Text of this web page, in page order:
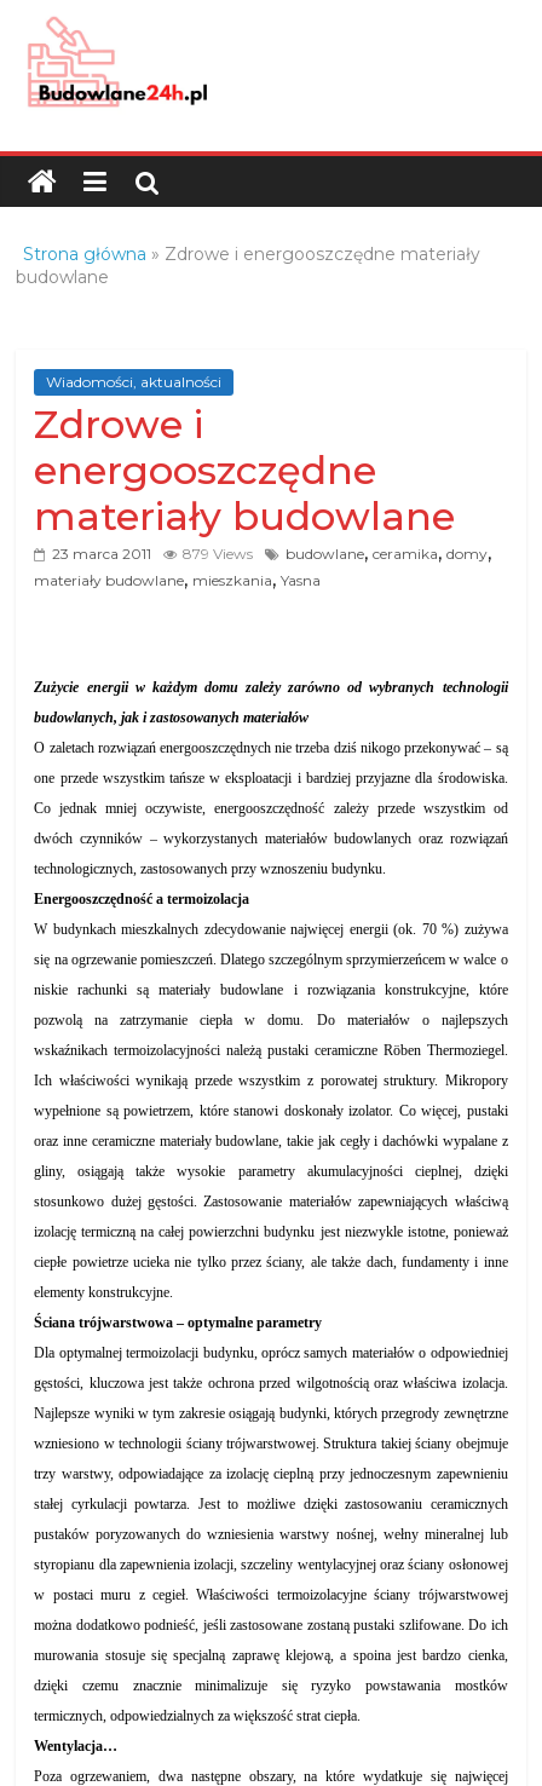
content
Budowlane24h.pl
portal
budowlany
oraz
budowlanej
Strona główna » Zdrowe i energooszczędne materiały
budowlane
Wiadomości, aktualności
Zdrowe i
energooszczędne
materiały budowlane
23 marca 2011 879 Views budowlane,ceramika,domy,
materiały budowlane, mieszkania,Yasna
Zużycie energii w każdym domu zależy zarówno od wybranych technologii
budowlanych, jak i zastosowanych materiałów
O zaletach rozwiązań energooszczędnych nie trzeba dziś nikogo przekonywać – są
one przede wszystkim tańsze w eksploatacji i bardziej przyjazne dla środowiska.
Co jednak mniej oczywiste, energooszczędność zależy przede wszystkim od
dwóch czynników – wykorzystanych materiałów budowlanych oraz rozwiązań
technologicznych, zastosowanych przy wznoszeniu budynku.
Energooszczędność a termoizolacja
W budynkach mieszkalnych zdecydowanie najwięcej energii (ok. 70 %) zużywa
się na ogrzewanie pomieszczeń. Dlatego szczególnym sprzymierzeńcem w walce o
niskie rachunki są materiały budowlane i rozwiązania konstrukcyjne, które
pozwolą na zatrzymanie ciepła w domu. Do materiałów o najlepszych
wskaźnikach termoizolacyjności należą pustaki ceramiczne Röben Thermoziegel.
Ich właściwości wynikają przede wszystkim z porowatej struktury. Mikropory
wypełnione są powietrzem, które stanowi doskonały izolator. Co więcej, pustaki
oraz inne ceramiczne materiały budowlane, takie jak cegły i dachówki wypalane z
gliny, osiągają także wysokie parametry akumulacyjności cieplnej, dzięki
stosunkowo dużej gęstości. Zastosowanie materiałów zapewniających właściwą
izolację termiczną na całej powierzchni budynku jest niezwykle istotne, ponieważ
ciepłe powietrze ucieka nie tylko przez ściany, ale także dach, fundamenty i inne
elementy konstrukcyjne.
Ściana trójwarstwowa – optymalne parametry
Dla optymalnej termoizolacji budynku, oprócz samych materiałów o odpowiedniej
gęstości, kluczowa jest także ochrona przed wilgotnością oraz właściwa izolacja.
Najlepsze wyniki w tym zakresie osiągają budynki, których przegrody zewnętrzne
wzniesiono w technologii ściany trójwarstwowej. Struktura takiej ściany obejmuje
trzy warstwy, odpowiadające za izolację cieplną przy jednoczesnym zapewnieniu
stałej cyrkulacji powtarza. Jest to możliwe dzięki zastosowaniu ceramicznych
pustaków poryzowanych do wzniesienia warstwy nośnej, wełny mineralnej lub
styropianu dla zapewnienia izolacji, szczeliny wentylacyjnej oraz ściany osłonowej
w postaci muru z cegieł. Właściwości termoizolacyjne ściany trójwarstwowej
można dodatkowo podnieść, jeśli zastosowane zostaną pustaki szlifowane. Do ich
murowania stosuje się specjalną zaprawę klejową, a spoina jest bardzo cienka,
dzięki czemu znacznie minimalizuje się ryzyko powstawania mostków
termicznych, odpowiedzialnych za większość strat ciepła.
Wentylacja…
Poza ogrzewaniem, dwa następne obszary, na które wydatkuje się najwięcej